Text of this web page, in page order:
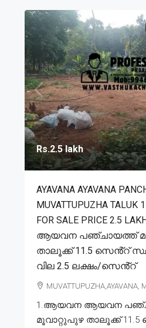
Rs.2.5 lakh
AYAVANA AYAVANA
MUVATTUPUZHA TALUK
FOR SALE PRICE 2.5
ആയവന പഞ്ചായത്ത്
താലൂക്ക് 11.5 സെൻ്റ്
വില 2.5 ലക്ഷം/സെൻ്റ്
MUVATTUPUZHA,AYAVANA,
1.ആയവന ആയവന
മൂവാറ്റുപുഴ താലൂക്ക്